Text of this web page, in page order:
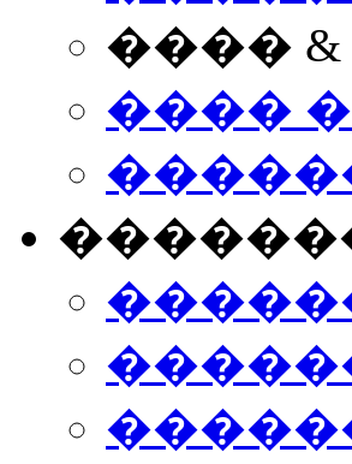
����
����